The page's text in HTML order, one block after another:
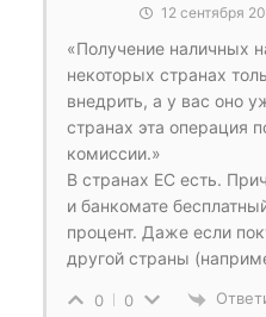
12 сентября
«Получение наличных
некоторых странах
внедрить, а у вас оно
странах эта операция
комиссии.»
В странах ЕС есть.
и банкомате
процент. Даже если
другой страны
0 0